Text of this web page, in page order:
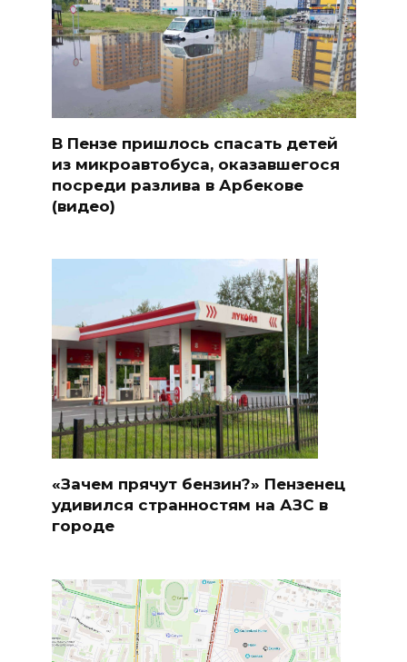
В Пензе пришлось спасать детей
из микроавтобуса, оказавшегося
посреди разлива в Арбекове
(видео)
«Зачем прячут бензин?» Пензенец
удивился странностям на АЗС в
городе